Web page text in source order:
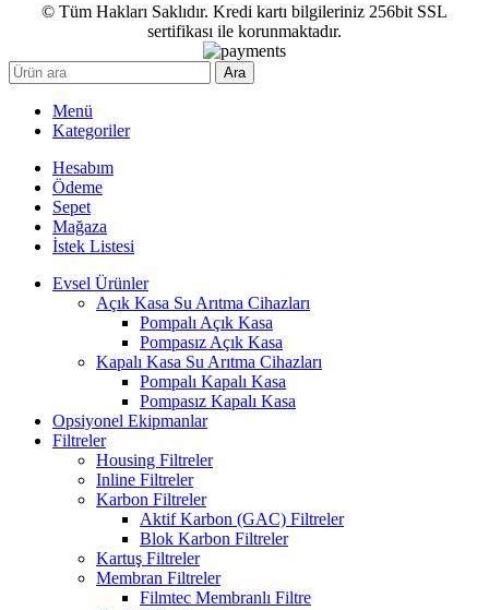
© Tüm Hakları Saklıdır. Kredi kartı bilgileriniz 256bit SSL
sertifikası ile korunmaktadır.
Ara
Menü
Kategoriler
Hesabım
Ödeme
Sepet
Mağaza
İstek Listesi
Evsel Ürünler
Açık Kasa Su Arıtma Cihazları
Pompalı Açık Kasa
Pompasız Açık Kasa
Kapalı Kasa Su Arıtma Cihazları
Pompalı Kapalı Kasa
Pompasız Kapalı Kasa
Opsiyonel Ekipmanlar
Filtreler
Housing Filtreler
Inline Filtreler
Karbon Filtreler
Aktif Karbon (GAC) Filtreler
Blok Karbon Filtreler
Kartuş Filtreler
Membran Filtreler
Filmtec Membranlı Filtre